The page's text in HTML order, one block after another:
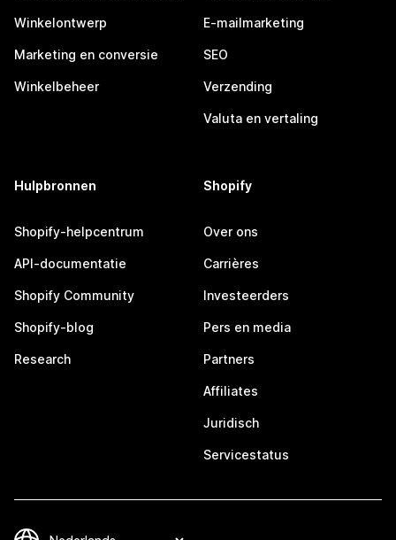
Winkelontwerp
Marketing en conversie
Winkelbeheer
E-mailmarketing
SEO
Verzending
Valuta en vertaling
Hulpbronnen
Shopify-helpcentrum
API-documentatie
Shopify Community
Shopify-blog
Research
Shopify
Over ons
Carrières
Investeerders
Pers en media
Partners
Affiliates
Juridisch
Servicestatus